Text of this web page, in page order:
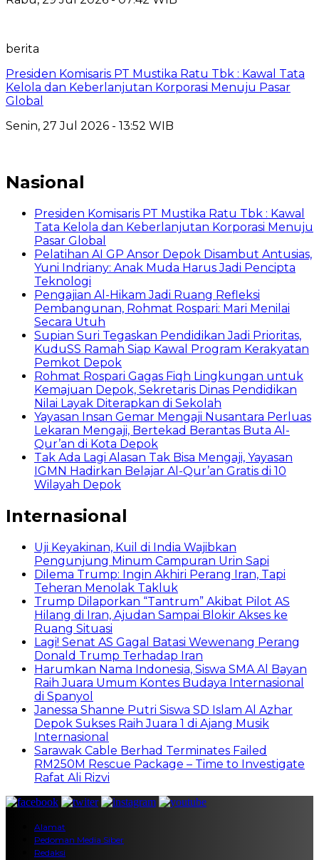
berita
Presiden Komisaris PT Mustika Ratu Tbk : Kawal Tata
Kelola dan Keberlanjutan Korporasi Menuju Pasar
Global
Senin, 27 Jul 2026 - 13:52 WIB
Nasional
Presiden Komisaris PT Mustika Ratu Tbk : Kawal
Tata Kelola dan Keberlanjutan Korporasi Menuju
Pasar Global
Pelatihan AI GP Ansor Depok Disambut Antusias,
Yuni Indriany: Anak Muda Harus Jadi Pencipta
Teknologi
Pengajian Al-Hikam Jadi Ruang Refleksi
Pembangunan, Rohmat Rospari: Mari Menilai
Secara Utuh
Supian Suri Tegaskan Pendidikan Jadi Prioritas,
KuduSS Ramah Siap Kawal Program Kerakyatan
Pemkot Depok
Rohmat Rospari Gagas Fiqh Lingkungan untuk
Kemajuan Depok, Sekretaris Dinas Pendidikan
Nilai Layak Diterapkan di Sekolah
Yayasan Insan Gemar Mengaji Nusantara Perluas
Lekaran Mengaji, Bertekad Berantas Buta Al-
Qur’an di Kota Depok
Tak Ada Lagi Alasan Tak Bisa Mengaji, Yayasan
IGMN Hadirkan Belajar Al-Qur’an Gratis di 10
Wilayah Depok
Internasional
Uji Keyakinan, Kuil di India Wajibkan
Pengunjung Minum Campuran Urin Sapi
Dilema Trump: Ingin Akhiri Perang Iran, Tapi
Teheran Menolak Takluk
Trump Dilaporkan “Tantrum” Akibat Pilot AS
Hilang di Iran, Ajudan Sampai Blokir Akses ke
Ruang Situasi
Lagi! Senat AS Gagal Batasi Wewenang Perang
Donald Trump Terhadap Iran
Harumkan Nama Indonesia, Siswa SMA Al Bayan
Raih Juara Umum Kontes Budaya Internasional
di Spanyol
Janessa Shanne Putri Siswa SD Islam Al Azhar
Depok Sukses Raih Juara 1 di Ajang Musik
Internasional
Sarawak Cable Berhad Terminates Failed
RM250M Rescue Package – Time to Investigate
Rafat Ali Rizvi
Alamat
Pedoman Media Siber
Redaksi